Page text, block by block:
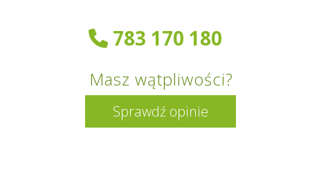
783 170 180
Masz wątpliwości?
Sprawdź opinie